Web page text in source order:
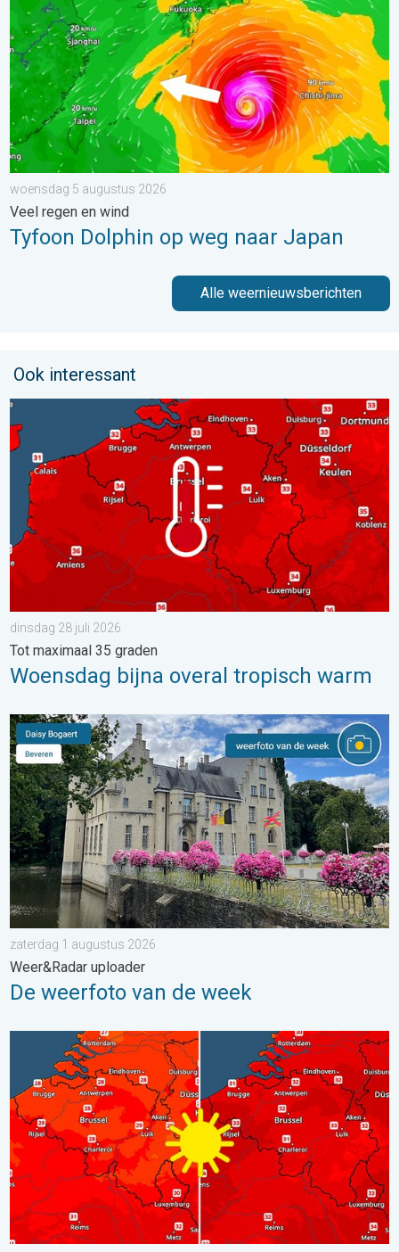
woensdag 5 augustus 2026
Veel regen en wind
Tyfoon Dolphin op weg naar Japan
Alle weernieuwsberichten
Ook interessant
Woensdag bijna overal tropisch warm. Tot maximaal 35
dinsdag 28 juli 2026
Tot maximaal 35 graden
Woensdag bijna overal tropisch warm
De weerfoto van de week. Weer&Radar uploader. . . zaterdag
zaterdag 1 augustus 2026
Weer&Radar uploader
De weerfoto van de week
Volop zon en zomerse warmte. Weekendweer. . . donderdag